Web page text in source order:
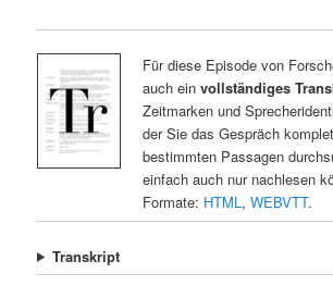
Für diese Episode von
auch ein vollständiges
Zeitmarken und
der Sie das Gespräch
bestimmten Passagen
einfach auch nur nachlesen
Formate: HTML, WEBVTT.
Transkript